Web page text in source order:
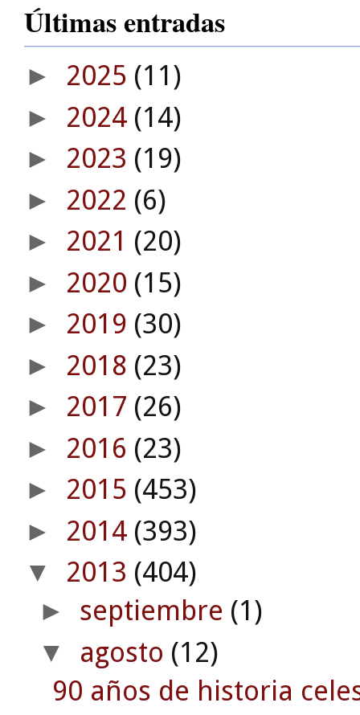
Últimas entradas
► 2025 (11)
► 2024 (14)
► 2023 (19)
► 2022 (6)
► 2021 (20)
► 2020 (15)
► 2019 (30)
► 2018 (23)
► 2017 (26)
► 2016 (23)
► 2015 (453)
► 2014 (393)
▼ 2013 (404)
► septiembre (1)
▼ agosto (12)
90 años de historia